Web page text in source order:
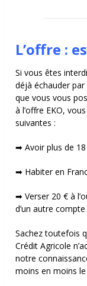
L’offre :
Si vous êtes
déjà échauder
que vous vous
à l’offre EKO,
suivantes :
➡ Avoir plus de 18
➡ Habiter en
➡ Verser 20 € à
d’un autre compte
Sachez toutefois
Crédit Agricole
notre
moins en moins le